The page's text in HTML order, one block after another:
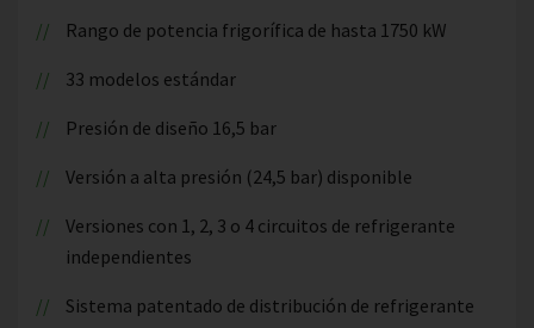
Rango de potencia frigorífica de hasta 1750 kW
33 modelos estándar
Presión de diseño 16,5 bar
Versión a alta presión (24,5 bar) disponible
Versiones con 1, 2, 3 o 4 circuitos de refrigerante
independientes
Sistema patentado de distribución de refrigerante